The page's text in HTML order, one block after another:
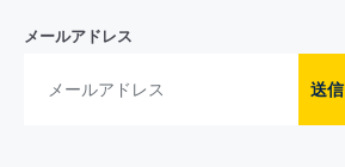
メールアドレス
送信